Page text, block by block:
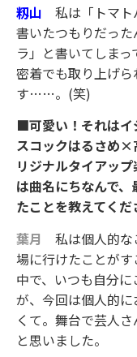
籾山 私は「トマト
書いたつもりだっ
ラ」と書いてしま
密着でも取り上げ
す……。(笑)
■可愛い！それは
スコックはるさめ×
リジナルタイアッ
は曲名にちなんで
たことを教えてくだ
葉月
私は個人的な
場に行けたことが
中で、いつも自分
が、今回は個人的
くて。舞台で芸人
と思いました。